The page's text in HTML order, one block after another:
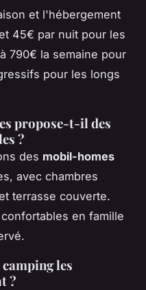
et l'hébergement
45€ par nuit pour les
790€ la semaine pour
pour les longs
propose-t-il des
?
des mobil-homes
avec chambres
terrasse couverte.
en famille
les
?